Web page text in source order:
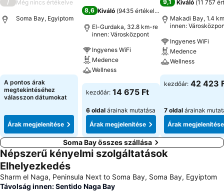
/ Még nincs értékelve
Soma Bay, Egyiptom
A pontos árak
megtekintéséhez
válasszon dátumokat
Árak megjelenítése
8,6 Kiváló (9435 értékelés
El-Gurdaka, 32.8 km-re
innen: Városközpont
Ingyenes WiFi
Medence
Wellness
Árak megjelenítése
kezdőár: 14 675 Ft
6 oldal árainak mutatása
Árak megjelenítése
9,1 Kiváló (11 757
Makadi Bay, 1.4
innen:
Ingyenes WiFi
Medence
Wellness
Árak
kezdőár: 42 423
7 oldal árainak
Árak megjelenítése
Soma Bay összes szállása
Népszerű kényelmi szolgáltatások
Elhelyezkedés
Sharm el Naga, Peninsula Next to Soma Bay, Soma Bay, Egyiptom
Távolság innen: Sentido Naga Bay